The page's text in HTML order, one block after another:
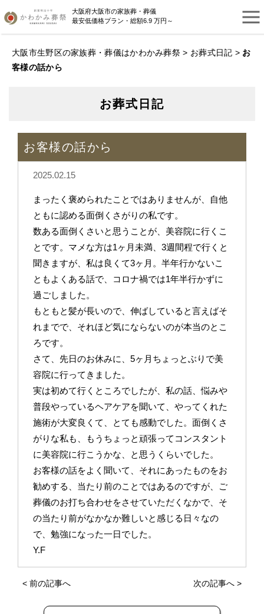
大阪府大阪市の家族葬・葬儀
最安低価格プラン・総額6.9 万円～
大阪市生野区の家族葬・葬儀はかわかみ葬祭 > お葬式日記 > お
客様の話から
お葬式日記
お客様の話から
2025.02.15
まったく褒められたことではありませんが、自他
ともに認める面倒くさがりの私です。
数ある面倒くさいと思うことが、美容院に行くこ
とです。マメな方は1ヶ月未満、3週間程で行くと
聞きますが、私は良くて3ヶ月。半年行かないこ
ともよくある話で、コロナ禍では1年半行かずに
過ごしました。
もともと髪が長いので、伸ばしていると言えばそ
れまでで、それほど気にならないのが本当のとこ
ろです。
さて、先日のお休みに、5ヶ月ちょっとぶりで美
容院に行ってきました。
実は初めて行くところでしたが、私の話、悩みや
普段やっているヘアケアを聞いて、やってくれた
施術が大変良くて、とても感動でした。面倒くさ
がりな私も、もうちょっと頑張ってコンスタント
に美容院に行こうかな、と思うくらいでした。
お客様の話をよく聞いて、それにあったものをお
勧めする、当たり前のことではあるのですが、ご
葬儀のお打ち合わせをさせていただくなかで、そ
の当たり前がなかなか難しいと感じる日々なの
で、勉強になった一日でした。
Y.F
< 前の記事へ 次の記事へ >